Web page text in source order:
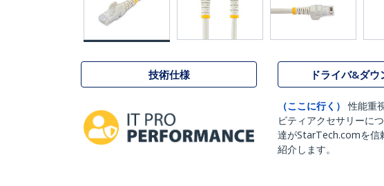
技術仕様 ドライバ&ダウ
（ここに行く）
性能重
ビティアクセサリーに
達がStarTech.comを信
紹介します。